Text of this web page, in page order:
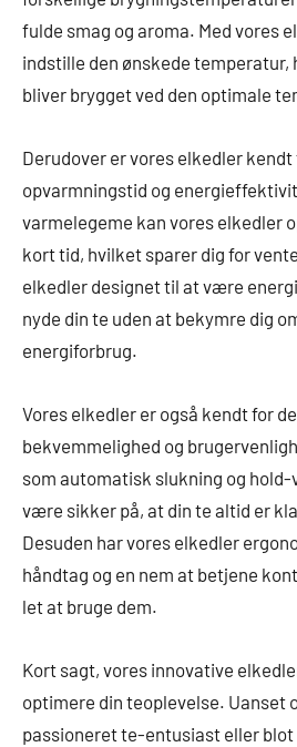
fulde smag og aroma. Med vores
indstille den ønskede temperatur,
bliver brygget ved den optimale
Derudover er vores elkedler
opvarmningstid og
varmelegeme kan vores elkedler
kort tid, hvilket sparer dig for
elkedler designet til at være
nyde din te uden at bekymre dig
energiforbrug.
Vores elkedler er også kendt for
bekvemmelighed og
som automatisk slukning og
være sikker på, at din te altid er
Desuden har vores elkedler
håndtag og en nem at betjene
let at bruge dem.
Kort sagt, vores innovative
optimere din teoplevelse. Uanset
passioneret te-entusiast eller blot